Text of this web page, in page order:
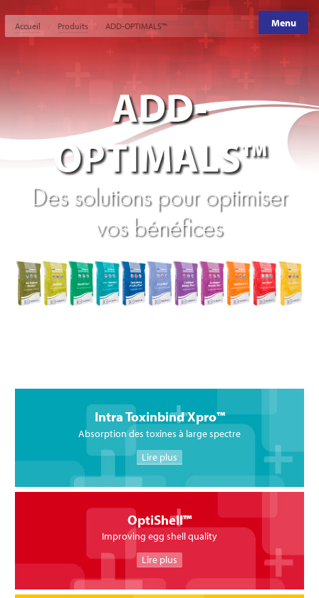
Menu
Accueil Produits ADD-OPTIMALS™
ADD-
OPTIMALS™
Des solutions pour optimiser
vos bénéfices
Intra Toxinbind Xpro™
Absorption des toxines à large spectre
Lire plus
OptiShell™
Improving egg shell quality
Lire plus